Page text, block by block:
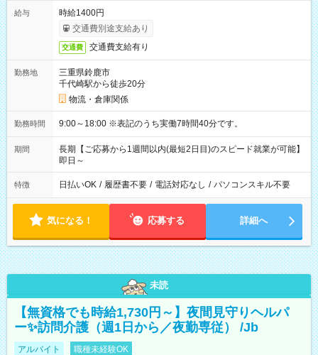
給与
時給1400円
交通費別途支給あり
交通費 交通費支給有り
勤務地
三重県鈴鹿市
千代崎駅から徒歩20分
物流・倉庫関係
勤務時間 9:00～18:00 ※表記のうち実働7時間40分です。
期間
長期【ご応募から1週間以内(最短2日目)のスピード就業が可能】
即日～
特徴 日払いOK / 履歴書不要 / 電話対応なし / パソコンスキル不要
気になる！ 応募する 詳細へ
未読
【無資格でも時給1,730円～】夜間見守りヘルパ
ー✨訪問介護（週1日から／夜勤専従） /Jb
アルバイト 職種未経験OK